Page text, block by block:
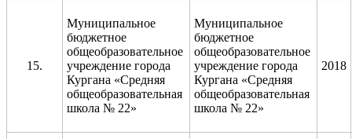
15.
Муниципальное
бюджетное
общеобразовательное
учреждение города
Кургана «Средняя
общеобразовательная
школа № 22»
Муниципальное
бюджетное
общеобразовательное
учреждение города
Кургана «Средняя
общеобразовательная
школа № 22»
2018